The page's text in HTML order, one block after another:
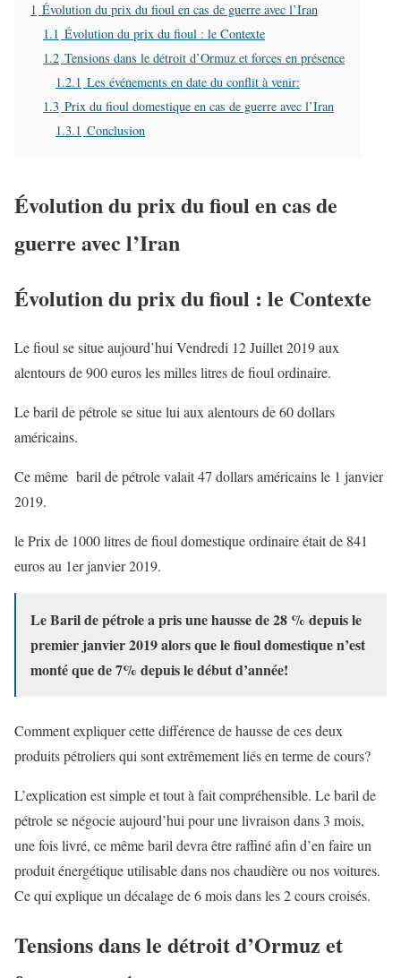
1 Évolution du prix du fioul en cas de guerre avec l’Iran
1.1 Évolution du prix du fioul : le Contexte
1.2 Tensions dans le détroit d’Ormuz et forces en présence
1.2.1 Les événements en date du conflit à venir:
1.3 Prix du fioul domestique en cas de guerre avec l’Iran
1.3.1 Conclusion
Évolution du prix du fioul en cas de
guerre avec l’Iran
Évolution du prix du fioul : le Contexte
Le fioul se situe aujourd’hui Vendredi 12 Juillet 2019 aux
alentours de 900 euros les milles litres de fioul ordinaire.
Le baril de pétrole se situe lui aux alentours de 60 dollars
américains.
Ce même baril de pétrole valait 47 dollars américains le 1 janvier
2019.
le Prix de 1000 litres de fioul domestique ordinaire était de 841
euros au 1er janvier 2019.
Le Baril de pétrole a pris une hausse de 28 % depuis le
premier janvier 2019 alors que le fioul domestique n’est
monté que de 7% depuis le début d’année!
Comment expliquer cette différence de hausse de ces deux
produits pétroliers qui sont extrêmement liés en terme de cours?
L’explication est simple et tout à fait compréhensible. Le baril de
pétrole se négocie aujourd’hui pour une livraison dans 3 mois,
une fois livré, ce même baril devra être raffiné afin d’en faire un
produit énergétique utilisable dans nos chaudière ou nos voitures.
Ce qui explique un décalage de 6 mois dans les 2 cours croisés.
Tensions dans le détroit d’Ormuz et